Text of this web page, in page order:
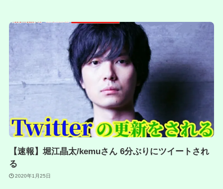
【速報】堀江晶太/kemuさん 6分ぶりにツイートされ
る
2020年1月25日